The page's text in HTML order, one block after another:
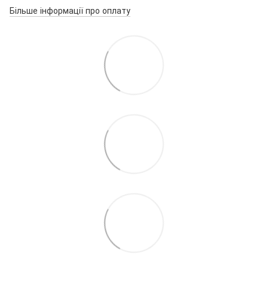
Більше інформації про оплату